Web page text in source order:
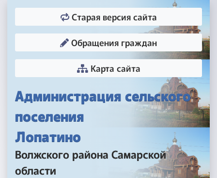
Администрация сельского
поселения
Лопатино
Волжского района Самарской
области
Старая версия сайта
Обращения граждан
Карта сайта